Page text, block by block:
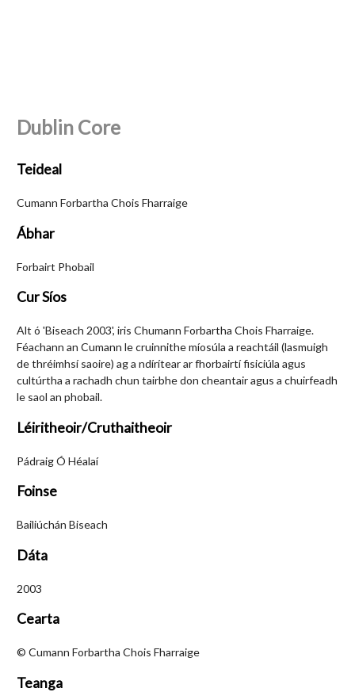
Dublin Core
Teideal
Cumann Forbartha Chois Fharraige
Ábhar
Forbairt Phobail
Cur Síos
Alt ó 'Biseach 2003', iris Chumann Forbartha Chois Fharraige.
Féachann an Cumann le cruinnithe míosúla a reachtáil (lasmuigh
de thréimhsí saoire) ag a ndírítear ar fhorbairtí fisiciúla agus
cultúrtha a rachadh chun tairbhe don cheantair agus a chuirfeadh
le saol an phobail.
Léiritheoir/Cruthaitheoir
Pádraig Ó Héalaí
Foinse
Bailiúchán Biseach
Dáta
2003
Cearta
© Cumann Forbartha Chois Fharraige
Teanga